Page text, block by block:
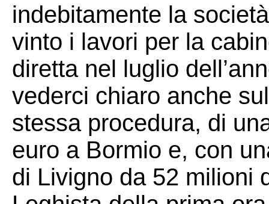
indebitamente la
vinto i lavori per la
diretta nel luglio
vederci chiaro anche
stessa procedura, di
euro a Bormio e, con
di Livigno da 52 milioni